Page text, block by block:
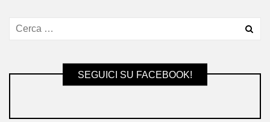
SEGUICI SU FACEBOOK!